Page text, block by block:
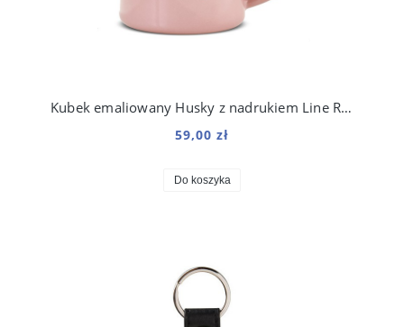
Kubek emaliowany Husky z nadrukiem Line Różowy
59,00 zł
Do koszyka